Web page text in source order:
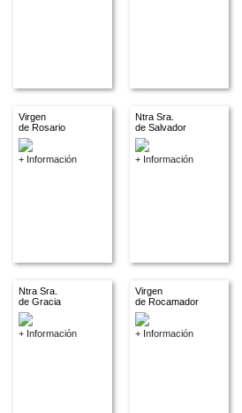
Virgen
de Rosario
+ Información
Ntra Sra.
de Salvador
+ Información
Ntra Sra.
de Gracia
+ Información
Virgen
de Rocamador
+ Información